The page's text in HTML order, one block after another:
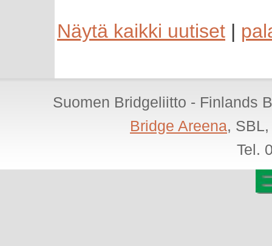
Näytä kaikki uutiset |
Suomen Bridgeliitto - Finlands
Bridge Areena,
Tel.